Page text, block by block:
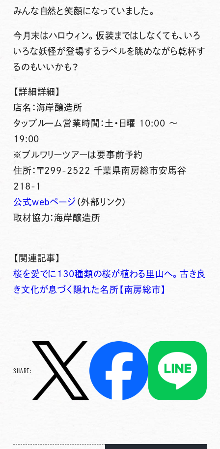
みんな自然と笑顔になっていました。
今月末はハロウィン。仮装まではしなくても、いろ
いろな妖怪が登場するラベルを眺めながら乾杯す
るのもいいかも？
【詳細詳細】
店名：海岸醸造所
タップルーム営業時間：土・日曜 10:00 ～
19:00
※ブルワリーツアーは要事前予約
住所：〒299-2522 千葉県南房総市安馬谷
218-1
公式webページ （外部リンク）
取材協力：海岸醸造所
【関連記事】
桜を愛でに130種類の桜が植わる里山へ。古き良
き文化が息づく隠れた名所【南房総市】
SHARE: